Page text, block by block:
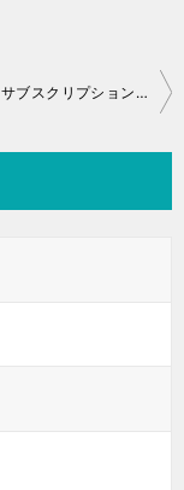
床屋さんもサブスクリプション！？